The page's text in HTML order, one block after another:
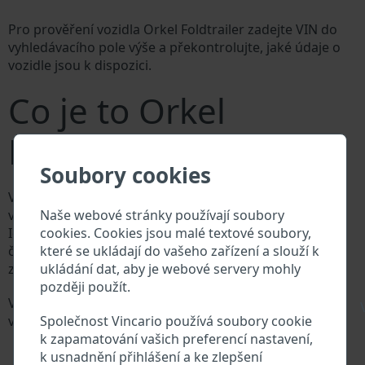
Soubory cookies
Naše webové stránky používají soubory
cookies. Cookies jsou malé textové soubory,
které se ukládají do vašeho zařízení a slouží k
ukládání dat, aby je webové servery mohly
později použít.
Společnost Vincario používá soubory cookie
k zapamatování vašich preferencí nastavení,
k usnadnění přihlášení a ke zlepšení
Pro prověření vozidla Orkel Foldtrailer zadejte VIN do
vyhledávacího pole výše a překontrolujte, jaké údaje o
vozidle jsou k dispozici.
Co je to Orkel
Foldtrailer VIN?
Výrobce vozů Orkel Foldtrailer přiděluje každému
vozidlu jedinečné identifikační číslo zvané Vehicle
Identification number (VIN). VIN se skládá ze znaků a
čísel o celkové délce 17 znaků, do kterých ze
zakódovaná základní specifikaci vozidla.
Všechny databáze v automobilovém průmyslu
vyhledávají prostřednictvím VIN:
Databáze výrobce Orkel Foldtrailer
Databáze dovozců/vývozců Orkel Foldtrailer